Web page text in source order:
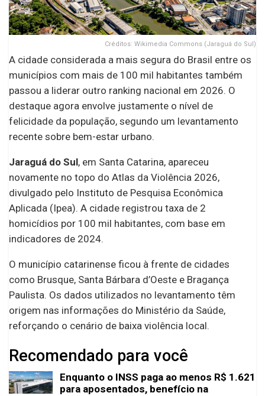
Créditos: Wikimedia Commons (Jaraguá do Sul)
A cidade considerada a mais segura do Brasil entre os
municípios com mais de 100 mil habitantes também
passou a liderar outro ranking nacional em 2026. O
destaque agora envolve justamente o nível de
felicidade da população, segundo um levantamento
recente sobre bem-estar urbano.
Jaraguá do Sul, em Santa Catarina, apareceu
novamente no topo do Atlas da Violência 2026,
divulgado pelo Instituto de Pesquisa Econômica
Aplicada (Ipea). A cidade registrou taxa de 2
homicídios por 100 mil habitantes, com base em
indicadores de 2024.
O município catarinense ficou à frente de cidades
como Brusque, Santa Bárbara d’Oeste e Bragança
Paulista. Os dados utilizados no levantamento têm
origem nas informações do Ministério da Saúde,
reforçando o cenário de baixa violência local.
Recomendado para você
Enquanto o INSS paga ao menos R$ 1.621
para aposentados, benefício na